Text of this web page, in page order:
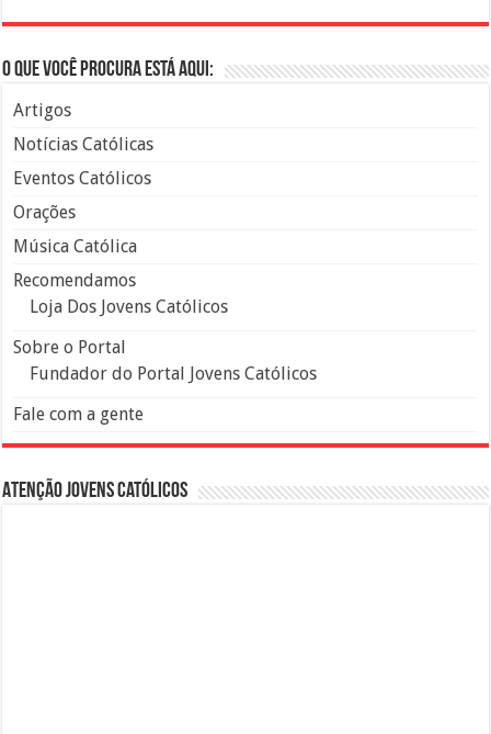
O que você procura está aqui:
Artigos
Notícias Católicas
Eventos Católicos
Orações
Música Católica
Recomendamos
Loja Dos Jovens Católicos
Sobre o Portal
Fundador do Portal Jovens Católicos
Fale com a gente
Atenção Jovens Católicos